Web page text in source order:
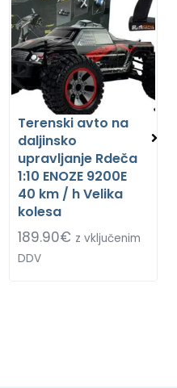
Terenski avto na
daljinsko
upravljanje Rdeča
1:10 ENOZE 9200E
40 km / h Velika
kolesa
189.90€ z vključenim
DDV